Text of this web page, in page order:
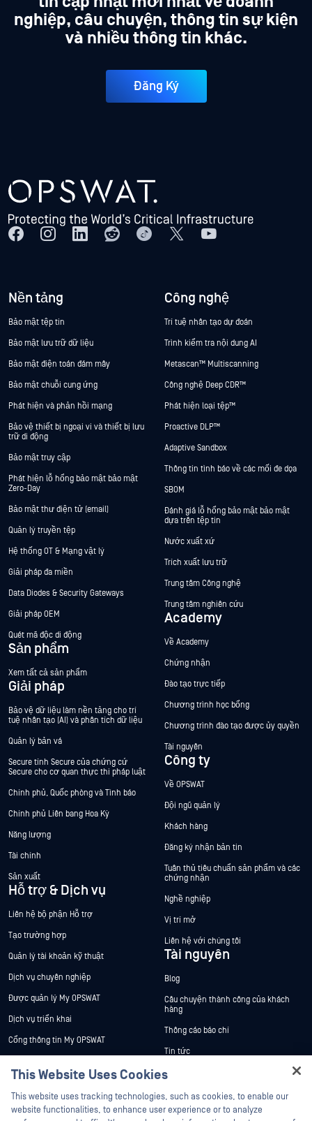
nghiệp, câu chuyện, thông tin sự kiện
và nhiều thông tin khác.
Đăng Ký
Nền tảng
Bảo mật tệp tin
Bảo mật lưu trữ dữ liệu
Bảo mật điện toán đám mây
Bảo mật chuỗi cung ứng
Phát hiện và phản hồi mạng
Bảo vệ thiết bị ngoại vi và thiết bị lưu
trữ di động
Bảo mật truy cập
Phát hiện lỗ hổng bảo mật bảo mật
Zero-Day
Bảo mật thư điện tử (email)
Quản lý truyền tệp
Hệ thống OT & Mạng vật lý
Giải pháp đa miền
Data Diodes & Security Gateways
Giải pháp OEM
Quét mã độc di động
Sản phẩm
Xem tất cả sản phẩm
Giải pháp
Bảo vệ dữ liệu làm nền tảng cho trí
tuệ nhân tạo (AI) và phân tích dữ liệu
Quản lý bản vá
Secure tính Secure của chứng cứ
Secure cho cơ quan thực thi pháp luật
Chính phủ, Quốc phòng và Tình báo
Chính phủ Liên bang Hoa Kỳ
Năng lượng
Tài chính
Sản xuất
Hỗ trợ & Dịch vụ
Liên hệ bộ phận Hỗ trợ
Tạo trường hợp
Quản lý tài khoản kỹ thuật
Dịch vụ chuyên nghiệp
Được quản lý My OPSWAT
Dịch vụ triển khai
Cổng thông tin My OPSWAT
Đào tạo
Chương trình Xử lý Lỗ hổng Bảo mật
Đối tác
Công nghệ
Trí tuệ nhân tạo dự đoán
Trình kiểm tra nội dung AI
Metascan™ Multiscanning
Công nghệ Deep CDR™
Phát hiện loại tệp™
Proactive DLP™
Adaptive Sandbox
Thông tin tình báo về các mối đe dọa
SBOM
Đánh giá lỗ hổng bảo mật bảo mật
dựa trên tệp tin
Nước xuất xứ
Trích xuất lưu trữ
Trung tâm Công nghệ
Trung tâm nghiên cứu
Academy
Về Academy
Chứng nhận
Đào tạo trực tiếp
Chương trình học bổng
Chương trình đào tạo được ủy quyền
Tài nguyên
Công ty
Về OPSWAT
Đội ngũ quản lý
Khách hàng
Đăng ký nhận bản tin
Tuân thủ tiêu chuẩn sản phẩm và các
chứng nhận
Nghề nghiệp
Vị trí mở
Liên hệ với chúng tôi
Tài nguyên
Blog
Câu chuyện thành công của khách
hàng
Thông cáo báo chí
Tin tức
Sự kiện
Hội thảo trên trực tuyến
Datasheets
This Website Uses Cookies
This website uses tracking technologies, such as cookies, to enable our
website functionalities, to enhance user experience or to analyze
Hey there!
I'm Ozzy, your OPSWAT virtual assistant.